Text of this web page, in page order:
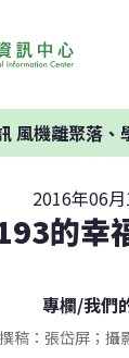
聚落、學校過
2016年06
的幸
專欄/我們
稿：張岱屏；攝